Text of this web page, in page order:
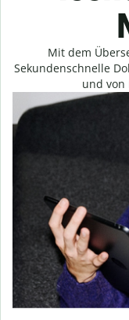
Mit dem
Sekundenschnelle
und von